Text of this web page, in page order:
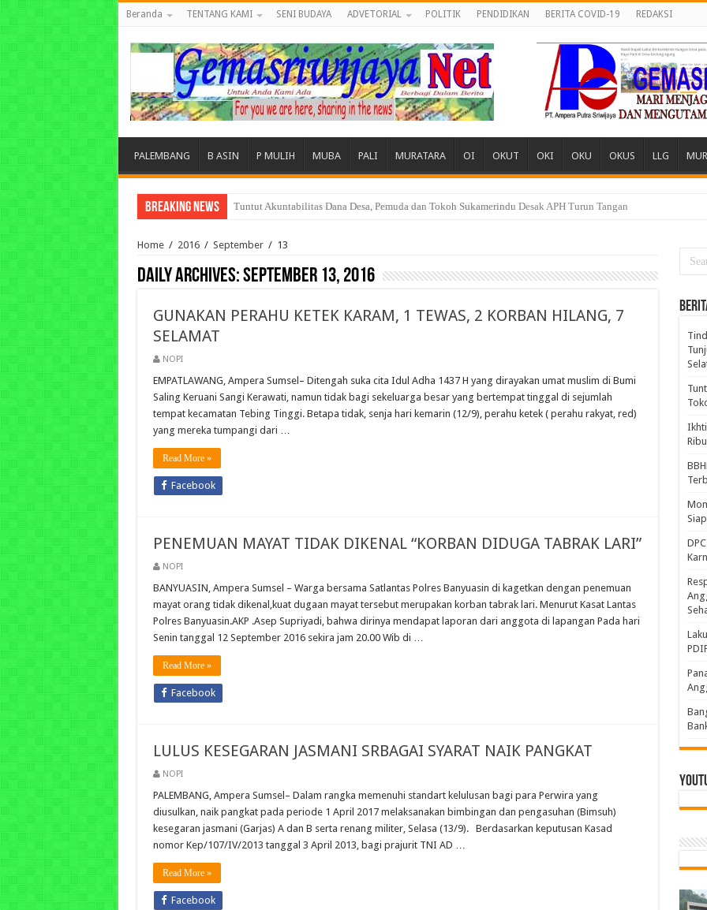
Beranda TENTANG KAMI SENI BUDAYA ADVETORIAL POLITIK PENDIDIKAN BERITA COVID-19 REDAKSI
PALEMBANG B ASIN P MULIH MUBA PALI MURATARA OI OKUT OKI OKU OKUS LLG
Breaking News Ikhtiar Memangkas Beban Pengadilan Lewat Ribuan Media Siber
Home / 2016 / September / 13
Daily Archives:September 13, 2016
GUNAKAN PERAHU KETEK KARAM, 1 TEWAS, 2 KORBAN HILANG, 7
SELAMAT
NOPI
EMPATLAWANG, Ampera Sumsel– Ditengah suka cita Idul Adha 1437 H yang dirayakan umat muslim di Bumi
Saling Keruani Sangi Kerawati, namun tidak bagi sekeluarga besar yang bertempat tinggal di sejumlah
tempat kecamatan Tebing Tinggi. Betapa tidak, senja hari kemarin (12/9), perahu ketek ( perahu rakyat, red)
yang mereka tumpangi dari …
Read More »
Facebook
PENEMUAN MAYAT TIDAK DIKENAL “KORBAN DIDUGA TABRAK LARI”
NOPI
BANYUASIN, Ampera Sumsel – Warga bersama Satlantas Polres Banyuasin di kagetkan dengan penemuan
mayat orang tidak dikenal,kuat dugaan mayat tersebut merupakan korban tabrak lari. Menurut Kasat Lantas
Polres Banyuasin.AKP .Asep Supriyadi, bahwa dirinya mendapat laporan dari anggota di lapangan Pada hari
Senin tanggal 12 September 2016 sekira jam 20.00 Wib di …
Read More »
Facebook
LULUS KESEGARAN JASMANI SRBAGAI SYARAT NAIK PANGKAT
NOPI
PALEMBANG, Ampera Sumsel– Dalam rangka memenuhi standart kelulusan bagi para Perwira yang
diusulkan, naik pangkat pada periode 1 April 2017 melaksanakan bimbingan dan pengasuhan (Bimsuh)
kesegaran jasmani (Garjas) A dan B serta renang militer, Selasa (13/9). Berdasarkan keputusan Kasad
nomor Kep/107/IV/2013 tanggal 3 April 2013, bagi prajurit TNI AD …
Read More »
Facebook